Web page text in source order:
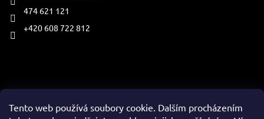
Tento web používá soubory cookie. Dalším procházením
474 621 121
+420 608 722 812